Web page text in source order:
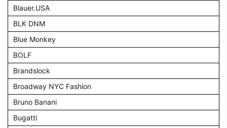
Blauer.USA
BLK DNM
Blue Monkey
BOLF
Brandslock
Broadway NYC Fashion
Bruno Banani
Bugatti